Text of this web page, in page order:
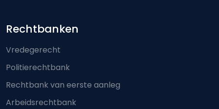
Footer-menu
Rechtbanken
Vredegerecht
Politierechtbank
Rechtbank van eerste aanleg
Arbeidsrechtbank